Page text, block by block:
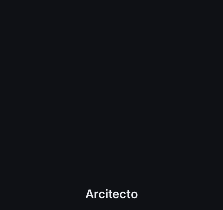
Arcitecto